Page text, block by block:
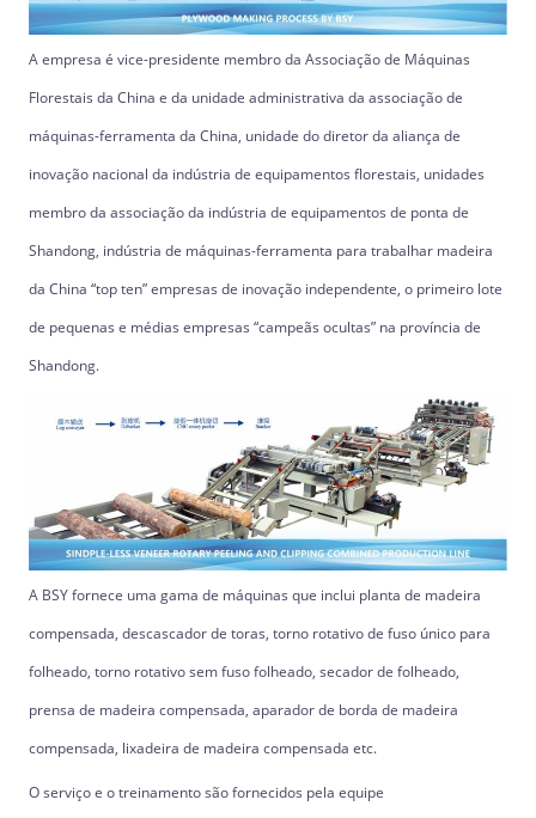
A empresa é vice-presidente membro da Associação de Máquinas
Florestais da China e da unidade administrativa da associação de
máquinas-ferramenta da China, unidade do diretor da aliança de
inovação nacional da indústria de equipamentos florestais, unidades
membro da associação da indústria de equipamentos de ponta de
Shandong, indústria de máquinas-ferramenta para trabalhar madeira
da China “top ten” empresas de inovação independente, o primeiro lote
de pequenas e médias empresas “campeãs ocultas” na província de
Shandong.
A BSY fornece uma gama de máquinas que inclui planta de madeira
compensada, descascador de toras, torno rotativo de fuso único para
folheado, torno rotativo sem fuso folheado, secador de folheado,
prensa de madeira compensada, aparador de borda de madeira
compensada, lixadeira de madeira compensada etc.
O serviço e o treinamento são fornecidos pela equipe